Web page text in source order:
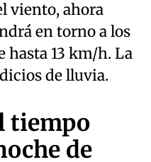
viento, ahora
en torno a los
hasta 13 km/h. La
de lluvia.
tiempo
de